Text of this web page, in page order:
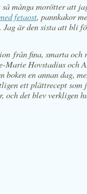
många morötter att
fetaost, pannkakor
Jag är den sista att bli
från fina, smarta och
Marie Hovstadius och
boken en annan dag,
ett plättrecept som
och det blev verkligen